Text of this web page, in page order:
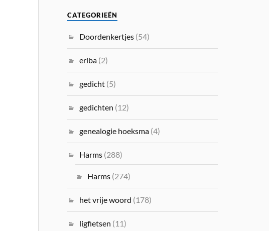
CATEGORIEËN
Doordenkertjes (54)
eriba (2)
gedicht (5)
gedichten (12)
genealogie hoeksma (4)
Harms (288)
Harms (274)
het vrije woord (178)
ligfietsen (11)